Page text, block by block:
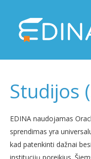
Studijos
EDINA naudojamas
sprendimas yra
kad patenkinti dažnai